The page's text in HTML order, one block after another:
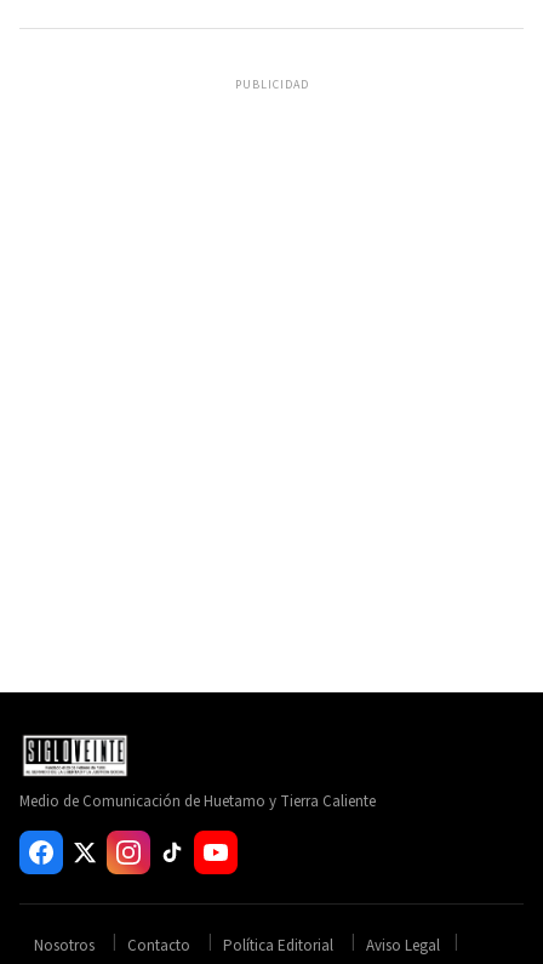
PUBLICIDAD
Medio de Comunicación de Huetamo y Tierra Caliente
Nosotros Contacto Política Editorial Aviso Legal